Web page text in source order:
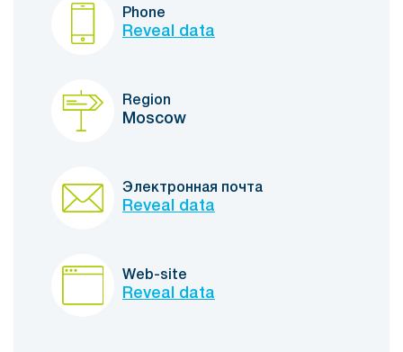
Phone
Reveal data
Region
Moscow
Электронная почта
Reveal data
Web-site
Reveal data